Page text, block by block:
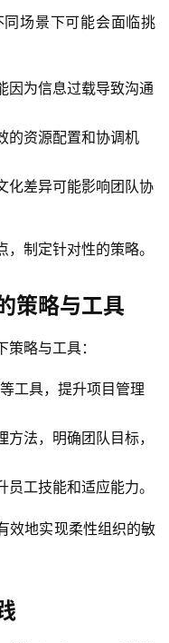
场景下可能会面临挑
因为信息过载导致沟通
的资源配置和协调机
化差异可能影响团队协
制定针对性的策略。
策略与工具
略与工具：
工具，提升项目管理
方法，明确团队目标，
工技能和适应能力。
效地实现柔性组织的敏